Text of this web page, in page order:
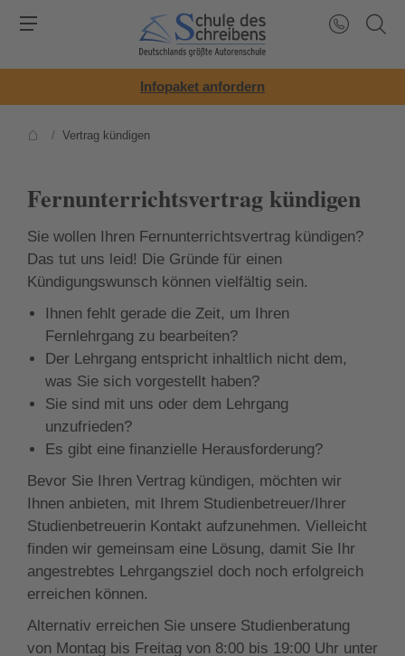
Infopaket anfordern
/ Vertrag kündigen
Fernunterrichtsvertrag kündigen
Sie wollen Ihren Fernunterrichtsvertrag kündigen?
Das tut uns leid! Die Gründe für einen
Kündigungswunsch können vielfältig sein.
Ihnen fehlt gerade die Zeit, um Ihren
Fernlehrgang zu bearbeiten?
Der Lehrgang entspricht inhaltlich nicht dem,
was Sie sich vorgestellt haben?
Sie sind mit uns oder dem Lehrgang
unzufrieden?
Es gibt eine finanzielle Herausforderung?
Bevor Sie Ihren Vertrag kündigen, möchten wir
Ihnen anbieten, mit Ihrem Studienbetreuer/Ihrer
Studienbetreuerin Kontakt aufzunehmen. Vielleicht
finden wir gemeinsam eine Lösung, damit Sie Ihr
angestrebtes Lehrgangsziel doch noch erfolgreich
erreichen können.
Alternativ erreichen Sie unsere Studienberatung
von Montag bis Freitag von 8:00 bis 19:00 Uhr unter